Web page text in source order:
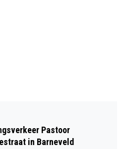
VOORTHUIZEN
BIJ OVERMATIG
OVER
Pastoor
in Barneveld